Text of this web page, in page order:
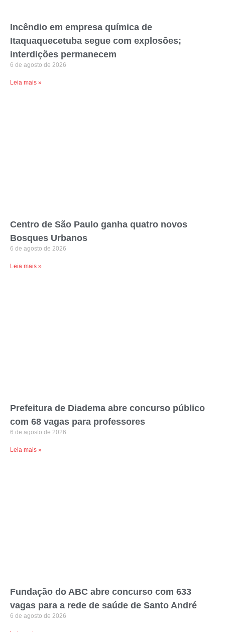
Incêndio em empresa química de
Itaquaquecetuba segue com explosões;
interdições permanecem
6 de agosto de 2026
Leia mais »
Centro de São Paulo ganha quatro novos
Bosques Urbanos
6 de agosto de 2026
Leia mais »
Prefeitura de Diadema abre concurso público
com 68 vagas para professores
6 de agosto de 2026
Leia mais »
Fundação do ABC abre concurso com 633
vagas para a rede de saúde de Santo André
6 de agosto de 2026